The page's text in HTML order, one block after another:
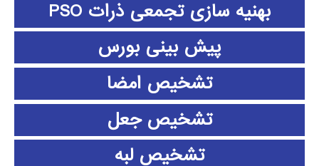
بهنیه سازی تجمعی ذرات PSO
پیش بینی بورس
تشخیص امضا
تشخیص جعل
تشخیص لبه